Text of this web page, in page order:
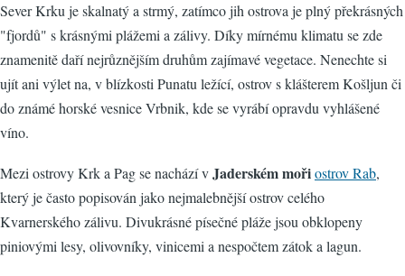
Sever Krku je skalnatý a strmý, zatímco jih ostrova je plný překrásných
"fjordů" s krásnými plážemi a zálivy. Díky mírnému klimatu se zde
znamenitě daří nejrůznějším druhům zajímavé vegetace. Nenechte si
ujít ani výlet na, v blízkosti Punatu ležící, ostrov s klášterem Košljun či
do známé horské vesnice Vrbnik, kde se vyrábí opravdu vyhlášené
víno.
Mezi ostrovy Krk a Pag se nachází vJaderském mořiostrov Rab,
který je často popisován jako nejmalebnější ostrov celého
Kvarnerského zálivu. Divukrásné písečné pláže jsou obklopeny
piniovými lesy, olivovníky, vinicemi a nespočtem zátok a lagun.